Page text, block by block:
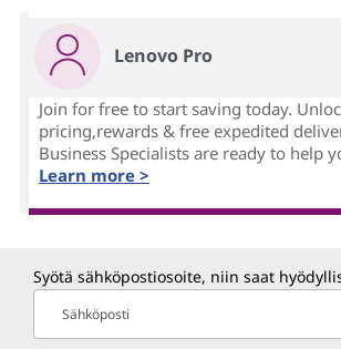
Lenovo Pro
Join for free to start saving today.
pricing,rewards & free expedited
Business Specialists are ready to help
Learn more >
Syötä sähköpostiosoite, niin saat
Sähköposti